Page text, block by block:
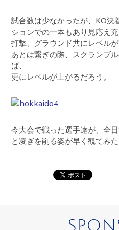
試合数は少なかったが、KO決
ションでの一本もあり見応え充
打撃、グラウンド共にレベル
あとは繋ぎの際、スクランブ
ば、
更にレベルが上がるだろう。
今大会で戦った選手達が、全
と凌ぎを削る姿が早く観てみた